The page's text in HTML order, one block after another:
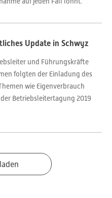
Update in Schwyz
und Führungskräfte
folgten der Einladung des
wie Eigenverbrauch
Betriebsleitertagung 2019